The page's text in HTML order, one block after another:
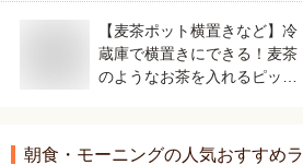
【麦茶ポット横置きなど】冷
蔵庫で横置きにできる！麦茶
のようなお茶を入れるピッチ
朝食・モーニングの人気おすすめラ